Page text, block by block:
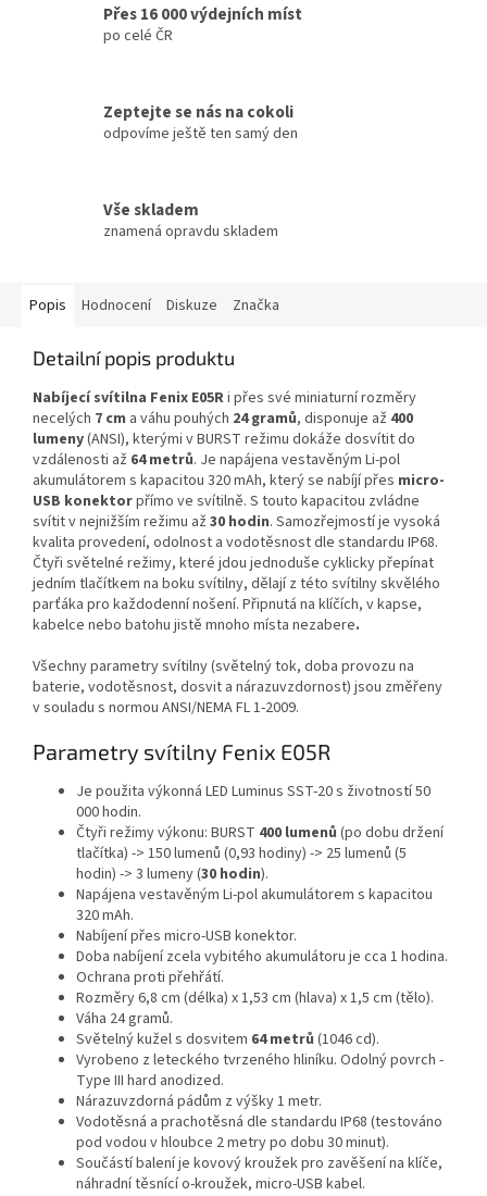
Přes 16 000 výdejních míst
po celé ČR
Zeptejte se nás na cokoli
odpovíme ještě ten samý den
Vše skladem
znamená opravdu skladem
Popis Hodnocení Diskuze Značka
Detailní popis produktu
Nabíjecí svítilna Fenix E05Ri přes své miniaturní rozměry
necelých 7 cm a váhu pouhých 24 gramů, disponuje až 400
lumeny(ANSI), kterými v BURST režimu dokáže dosvítit do
vzdálenosti až 64 metrů. Je napájena vestavěným Li-pol
akumulátorem s kapacitou 320 mAh, který se nabíjí přes micro-
USB konektorpřímo ve svítilně. S touto kapacitou zvládne
svítit v nejnižším režimu až 30 hodin. Samozřejmostí je vysoká
kvalita provedení, odolnost a vodotěsnost dle standardu IP68.
Čtyři světelné režimy, které jdou jednoduše cyklicky přepínat
jedním tlačítkem na boku svítilny, dělají z této svítilny skvělého
parťáka pro každodenní nošení. Připnutá na klíčích, v kapse,
kabelce nebo batohu jistě mnoho místa nezabere.
Všechny parametry svítilny (světelný tok, doba provozu na
baterie, vodotěsnost, dosvit a nárazuvzdornost) jsou změřeny
v souladu s normou ANSI/NEMA FL 1-2009.
Parametry svítilny Fenix E05R
Je použita výkonná LED Luminus SST-20 s životností 50
000 hodin.
Čtyři režimy výkonu: BURST 400 lumenů (po dobu držení
tlačítka) -> 150 lumenů (0,93 hodiny) -> 25 lumenů (5
hodin) -> 3 lumeny (30 hodin).
Napájena vestavěným Li-pol akumulátorem s kapacitou
320 mAh.
Nabíjení přes micro-USB konektor.
Doba nabíjení zcela vybitého akumulátoru je cca 1 hodina.
Ochrana proti přehřátí.
Rozměry 6,8 cm (délka) x 1,53 cm (hlava) x 1,5 cm (tělo).
Váha 24 gramů.
Světelný kužel s dosvitem 64 metrů (1046 cd).
Vyrobeno z leteckého tvrzeného hliníku. Odolný povrch -
Type III hard anodized.
Nárazuvzdorná pádům z výšky 1 metr.
Vodotěsná a prachotěsná dle standardu IP68 (testováno
pod vodou v hloubce 2 metry po dobu 30 minut).
Součástí balení je kovový kroužek pro zavěšení na klíče,
náhradní těsnící o-kroužek, micro-USB kabel.